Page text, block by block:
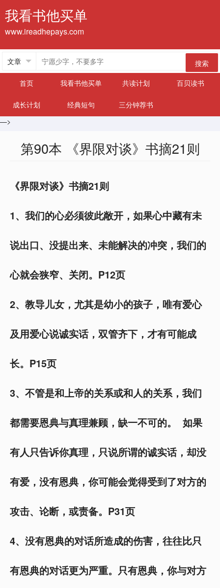
我看书他买单
www.ireadhepays.com
搜索
首页
我看书他买单 共读计划 百贝读书
成长计划 经典短句
三分钟荐书
—>
第90本 《界限对谈》书摘21则
《界限对谈》书摘21则
1、我们的心必须彼此敞开，如果心中藏有未
说出口、没提出来、未能解决的冲突，我们的
心就会狭窄、关闭。P12页
2、教导儿女，尤其是幼小的孩子，唯有爱心
及用爱心说诚实话，双管齐下，才有可能成
长。P15页
3、不管是和上帝的关系或和人的关系，我们
都需要恩典与真理兼顾，缺一不可的。 如果
有人只告诉你真理，只说所谓的诚实话，却没
有爱，没有恩典，你可能会觉得受到了对方的
攻击、论断，或责备。P31页
4、没有恩典的对话所造成的伤害，往往比只
有恩典的对话更为严重。只有恩典，你与对方